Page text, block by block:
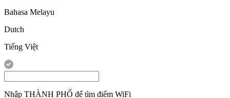
Bahasa Melayu
Dutch
Tiếng Việt
Nhập THÀNH PHỐ để tìm điểm WiFi